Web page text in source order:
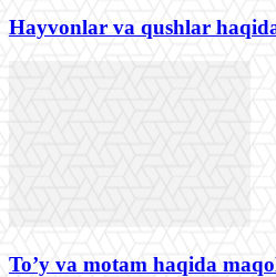
Hayvonlar va qushlar
To’y va motam haqida